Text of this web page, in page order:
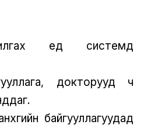
үед системүүд
докторууд ч
байгууллагуудад